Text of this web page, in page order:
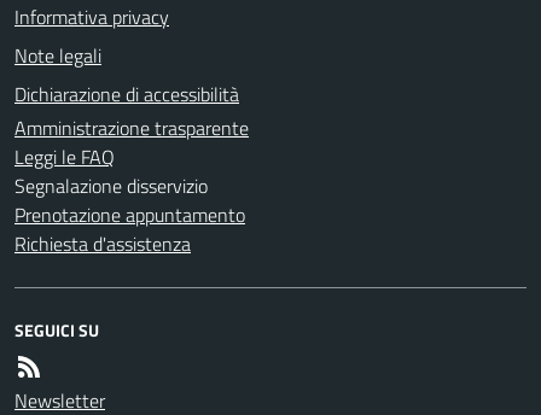
Informativa privacy
Note legali
Dichiarazione di accessibilità
Amministrazione trasparente
Leggi le FAQ
Segnalazione disservizio
Prenotazione appuntamento
Richiesta d'assistenza
SEGUICI SU
Newsletter